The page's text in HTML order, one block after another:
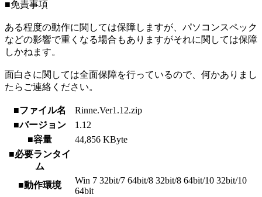
■免責事項
ある程度の動作に関しては保障しますが、パソコンスペック
などの影響で重くなる場合もありますがそれに関しては保障
しかねます。
面白さに関しては全面保障を行っているので、何かありまし
たらご連絡ください。
■ファイル名
Rinne.Ver1.12.zip
■バージョン
1.12
■容量
44,856 KByte
■必要ランタイ
ム
■動作環境
Win 7 32bit/7 64bit/8 32bit/8 64bit/10 32bit/10
64bit